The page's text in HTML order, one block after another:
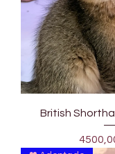
British
Precio